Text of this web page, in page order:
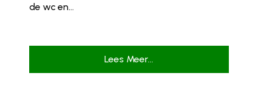
de wc en...
Lees Meer...